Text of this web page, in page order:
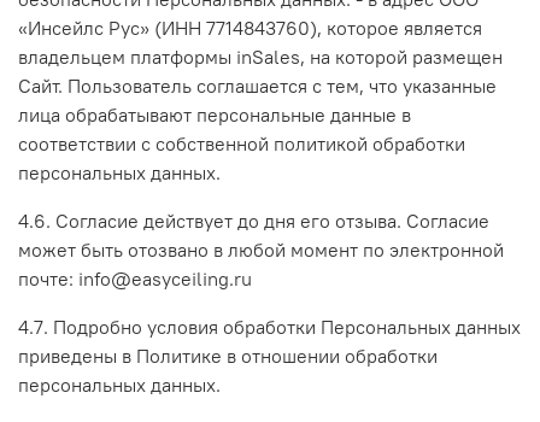
«Инсейлс Рус» (ИНН 7714843760), которое является
владельцем платформы inSales, на которой размещен
Сайт. Пользователь соглашается с тем, что указанные
лица обрабатывают персональные данные в
соответствии с собственной политикой обработки
персональных данных.
4.6. Согласие действует до дня его отзыва. Согласие
может быть отозвано в любой момент по электронной
почте: info@easyceiling.ru
4.7. Подробно условия обработки Персональных данных
приведены в Политике в отношении обработки
персональных данных.